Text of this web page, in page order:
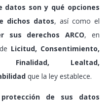
datos son y qué opciones
dichos datos, así como el
sus derechos ARCO, en
Licitud, Consentimiento,
Finalidad, Lealtad,
que la ley establece.
de sus datos